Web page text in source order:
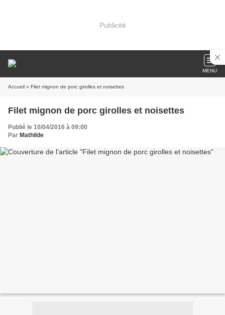
Publicité
MENU
Accueil » Filet mignon de porc girolles et noisettes
Filet mignon de porc girolles et noisettes
Publié le 10/04/2016 à 09:00
Par Mathilde